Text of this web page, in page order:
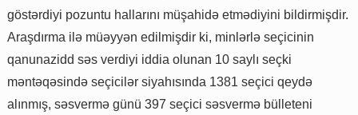
göstərdiyi pozuntu hallarını müşahidə etmədiyini bildirmişdir.
Araşdırma ilə müəyyən edilmişdir ki, minlərlə seçicinin
qanunazidd səs verdiyi iddia olunan 10 saylı seçki
məntəqəsində seçicilər siyahısında 1381 seçici qeydə
alınmış, səsvermə günü 397 seçici səsvermə bülleteni